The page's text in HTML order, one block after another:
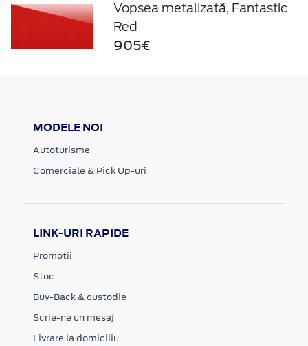
Vopsea metalizată, Fantastic
Red
905€
MODELE NOI
Autoturisme
Comerciale & Pick Up-uri
LINK-URI RAPIDE
Promotii
Stoc
Buy-Back & custodie
Scrie-ne un mesaj
Livrare la domiciliu